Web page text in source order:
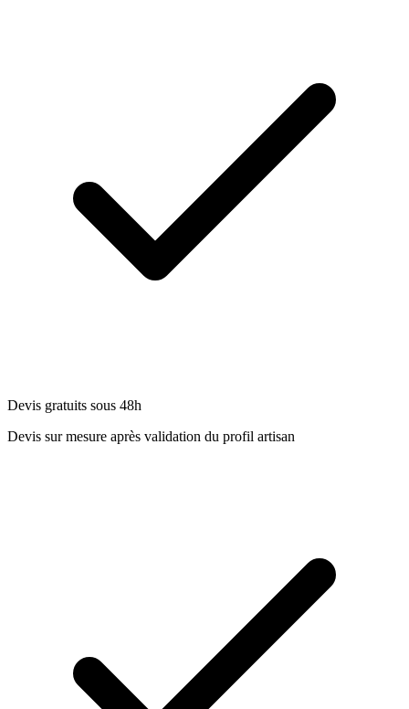
Devis gratuits sous 48h
Devis sur mesure après validation du profil artisan